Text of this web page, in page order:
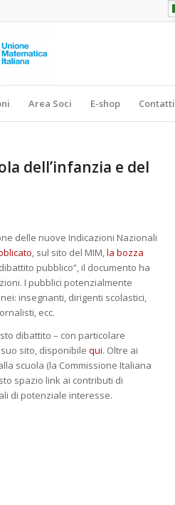
Area Soci E-shop Contatti
dell’infanzia e del
delle nuove Indicazioni Nazionali
, sul sito del MIM,la bozza
pubblico”, il documento ha
I pubblici potenzialmente
insegnanti, dirigenti scolastici,
ecc.
dibattito – con particolare
sito, disponibile qui. Oltre ai
scuola (la Commissione Italiana
spazio link ai contributi di
di potenziale interesse.